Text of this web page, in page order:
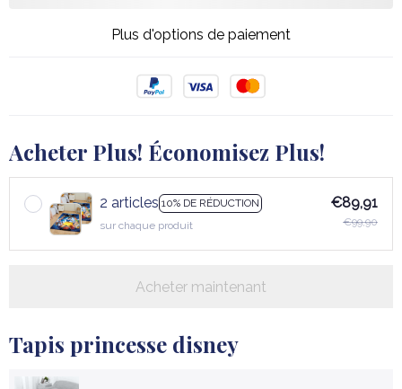
Plus d'options de paiement
Acheter Plus! Économisez Plus!
2 articles 10% DE RÉDUCTION
sur chaque produit
€89,91
€99,90
Acheter maintenant
Tapis princesse disney